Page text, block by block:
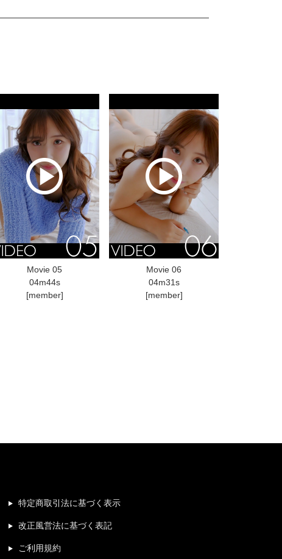
Movie 05
04m44s
[member]
Movie 06
04m31s
[member]
特定商取引法に基づく表示
改正風営法に基づく表記
ご利用規約